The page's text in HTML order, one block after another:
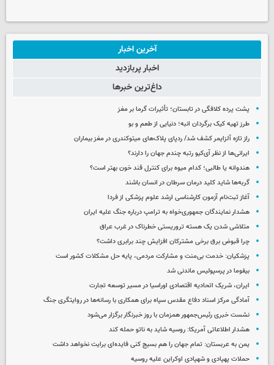
آخرین اخبار
اخبار پربازدید
داغ‌ترین خبرها
پشت پرده کلافگی در تابستان؛ تأثیرات گرما بر مغز
طرز تهیه کیک برگردان انبه؛ دنیایی از طعم و بو
راز تازه آلزایمر کشف شد/ ردپای پلاک‌های میتوکندری در مغز بیماران
ایرانی‌ها از نظر آی‌کیو رتبه چندم جهان را دارند؟
هندوانه یا طالبی؛ کدام‌ میوه برای کنترل قند خون بهتر است؟
گربه‌ها شاید کلید درمان سرطان در انسان باشند
آغاز ثبت‌نام‌ آزمون کارشناسی ارشد علوم پزشکی از فردا
هشدار نمایندگان جمهوری‌خواه به ترامپ درباره جنگ علیه ایران
متلاشی شدن یک هسته تروریستی خطرناک در غرب عراق
چرا قبوض برق برخی مشترکان افزایش چند برابری داشت؟
پزشکیان: خدمت بی‌منت و مشارکت مردمی، پایه حل مشکلات کشور است
بیفوما در پرسپولیس ماندنی شد
ایران، شریک اتحادیه اقتصادی اوراسیا در مسیر توسعه تجارت
آمادگی مرکز اسناد دفاع مقدس سپاه برای همکاری با رسانه‌ها در روایتگری جنگ
نشست خبری رئیس‌جمهور همزمان با روز خبرنگار برگزار می‌شود
هشدار اطلاعاتی آمریکا: روسیه شاید به ناتو حمله کند
یمن به عربستان: تمام جهان را هم بسیج کنی فایده‌ای برایت نخواهد داشت
حملات پهپادی و شهپادی اوکراین علیه روسیه